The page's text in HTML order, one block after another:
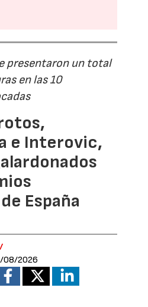
presentaron un total
en las 10
e Interovic,
España
08/2026